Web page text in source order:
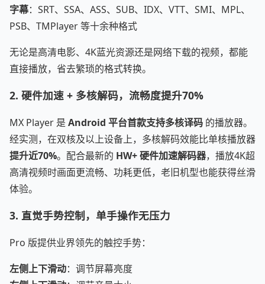
字幕：SRT、SSA、ASS、SUB、IDX、VTT、SMI、MPL、
PSB、TMPlayer 等十余种格式
无论是高清电影、4K蓝光资源还是网络下载的视频，都能
直接播放，省去繁琐的格式转换。
2. 硬件加速 + 多核解码，流畅度提升70%
MX Player 是 Android 平台首款支持多核译码 的播放器。
经实测，在双核及以上设备上，多核解码效能比单核播放器
提升近70%。配合最新的 HW+ 硬件加速解码器，播放4K超
高清视频时画面更流畅、功耗更低，老旧机型也能获得丝滑
体验。
3. 直觉手势控制，单手操作无压力
Pro 版提供业界领先的触控手势：
左侧上下滑动：调节屏幕亮度